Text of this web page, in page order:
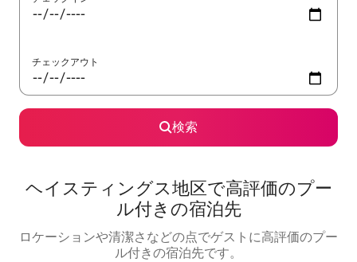
チェックアウト
検索
ヘイスティングス地区で高評価のプー
ル付きの宿泊先
ロケーションや清潔さなどの点でゲストに高評価のプー
ル付きの宿泊先です。